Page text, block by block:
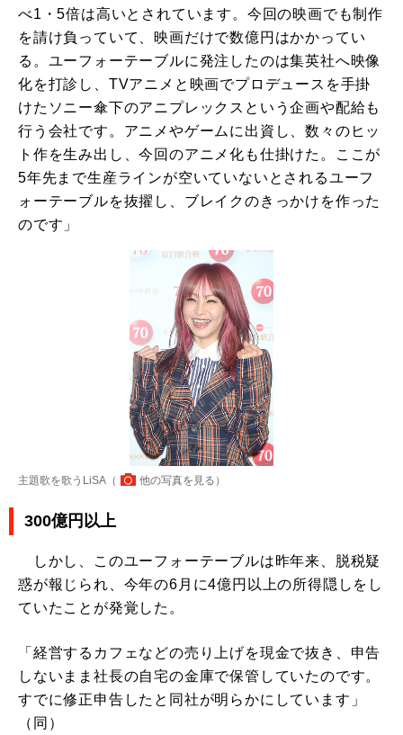
べ1・5倍は高いとされています。今回の映画でも制作
を請け負っていて、映画だけで数億円はかかってい
る。ユーフォーテーブルに発注したのは集英社へ映像
化を打診し、TVアニメと映画でプロデュースを手掛
けたソニー傘下のアニプレックスという企画や配給も
行う会社です。アニメやゲームに出資し、数々のヒッ
ト作を生み出し、今回のアニメ化も仕掛けた。ここが
5年先まで生産ラインが空いていないとされるユーフ
ォーテーブルを抜擢し、ブレイクのきっかけを作った
のです」
主題歌を歌うLiSA（ 他の写真を見る ）
300億円以上
しかし、このユーフォーテーブルは昨年来、脱税疑
惑が報じられ、今年の6月に4億円以上の所得隠しをし
ていたことが発覚した。
「経営するカフェなどの売り上げを現金で抜き、申告
しないまま社長の自宅の金庫で保管していたのです。
すでに修正申告したと同社が明らかにしています」
（同）